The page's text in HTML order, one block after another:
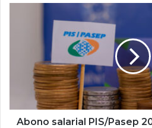
chance
ouro
para
Abono salarial PIS/Pasep